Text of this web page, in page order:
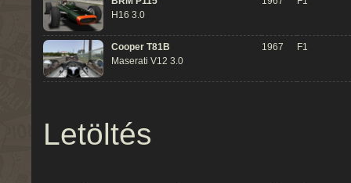
H16 3.0
Cooper T81B
Maserati V12 3.0
1967 F1
Letöltés